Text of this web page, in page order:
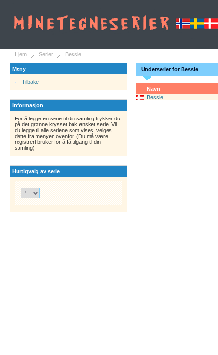
Hjem Serier Bessie
Meny
Tilbake
Informasjon
For å legge en serie til din samling trykker du
på det grønne krysset bak ønsket serie. Vil
du legge til alle seriene som vises, velges
dette fra menyen ovenfor. (Du må være
registrert bruker for å få tilgang til din
samling)
Hurtigvalg av serie
Underserier for Bessie
Navn
Bessie